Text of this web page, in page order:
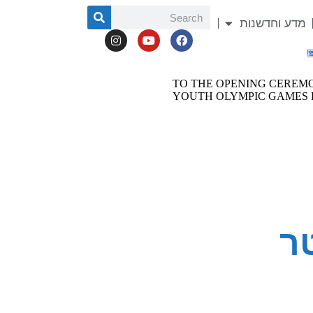
מדע וחדשנות